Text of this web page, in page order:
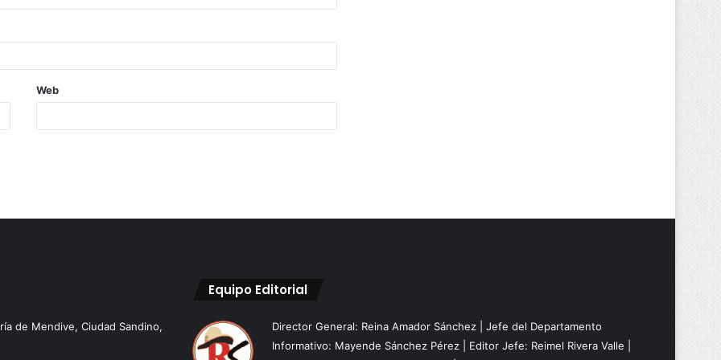
Web
de Mendive, Ciudad Sandino,
Equipo Editorial
Director General: Reina Amador Sánchez | Jefe del Departamento
Informativo: Mayende Sánchez Pérez | Editor Jefe: Reimel Rivera Valle |